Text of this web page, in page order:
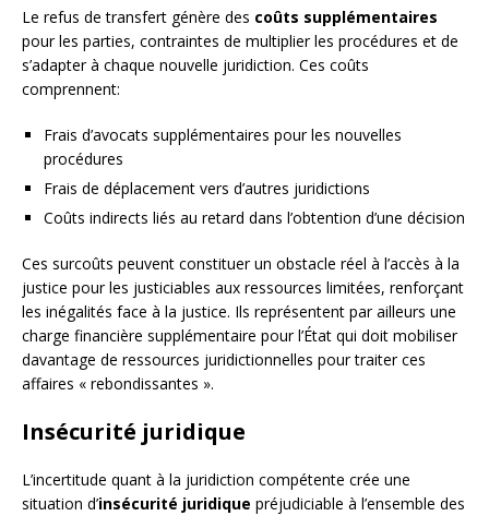
Le refus de transfert génère des coûts supplémentaires
pour les parties, contraintes de multiplier les procédures et de
s’adapter à chaque nouvelle juridiction. Ces coûts
comprennent:
Frais d’avocats supplémentaires pour les nouvelles
procédures
Frais de déplacement vers d’autres juridictions
Coûts indirects liés au retard dans l’obtention d’une décision
Ces surcoûts peuvent constituer un obstacle réel à l’accès à la
justice pour les justiciables aux ressources limitées, renforçant
les inégalités face à la justice. Ils représentent par ailleurs une
charge financière supplémentaire pour l’État qui doit mobiliser
davantage de ressources juridictionnelles pour traiter ces
affaires « rebondissantes ».
Insécurité juridique
L’incertitude quant à la juridiction compétente crée une
situation d’insécurité juridique préjudiciable à l’ensemble des